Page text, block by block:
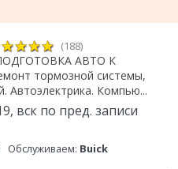
(188)
АВТО К
тормозной системы,
Автоэлектрика. Компью...
вск по пред. записи
Обслуживаем: Buick